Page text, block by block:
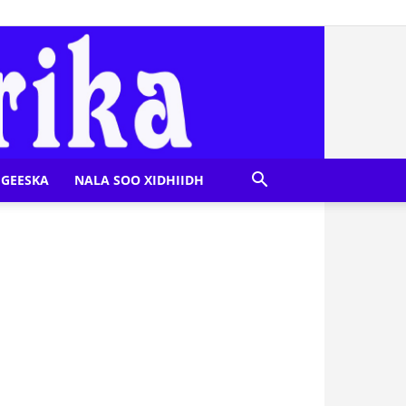
NALA SOO XIDHIIDH